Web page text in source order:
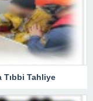
Tıbbi Tahliye